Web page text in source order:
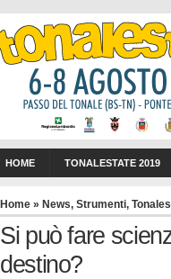
HOME TONALESTATE 2019
Home » News, Strumenti,
Si può fare
destino?